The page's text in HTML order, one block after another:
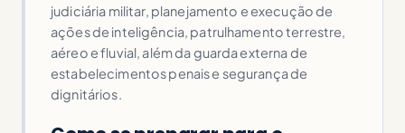
judiciária militar, planejamento e execução de
ações de inteligência, patrulhamento terrestre,
aéreo e fluvial, além da guarda externa de
estabelecimentos penais e segurança de
dignitários.